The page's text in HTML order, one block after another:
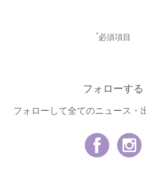
*必須項目
フォローする
フォローして全てのニュース・